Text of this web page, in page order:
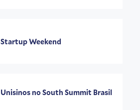
Startup Weekend
Unisinos no South Summit Brasil